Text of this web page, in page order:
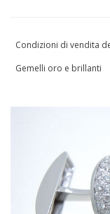
Condizioni di vendita
Gemelli oro e brillanti